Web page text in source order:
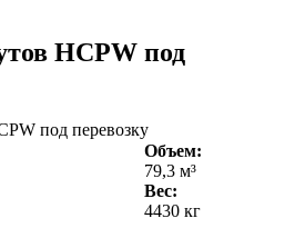
HCPW под
Объем:
79,3 м³
Вес:
4430 кг